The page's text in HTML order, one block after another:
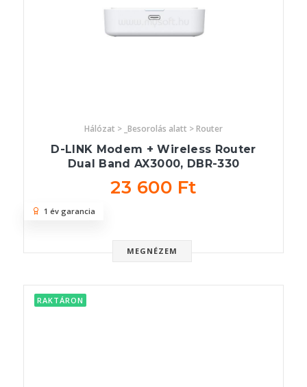
Hálózat > _Besorolás alatt > Router
D-LINK Modem + Wireless Router
Dual Band AX3000, DBR-330
23 600 Ft
MEGNÉZEM
1 év garancia
RAKTÁRON